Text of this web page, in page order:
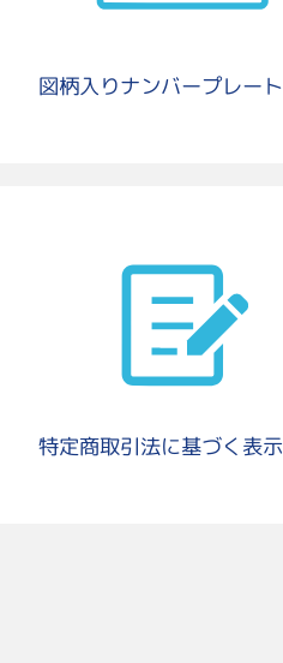
図柄入りナンバープレート
特定商取引法に基づく表示